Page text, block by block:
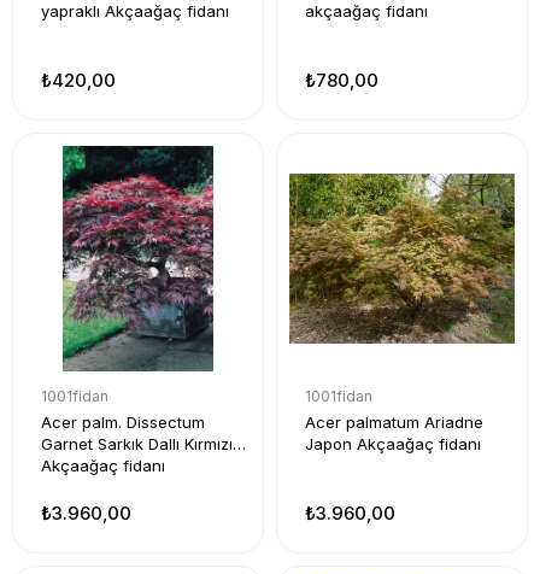
yapraklı Akçaağaç fidanı
₺420,00
akçaağaç fidanı
₺780,00
1001fidan
Acer palm. Dissectum
Garnet Sarkık Dallı Kırmızı
Akçaağaç fidanı
₺3.960,00
1001fidan
Acer palmatum Ariadne
Japon Akçaağaç fidanı
₺3.960,00